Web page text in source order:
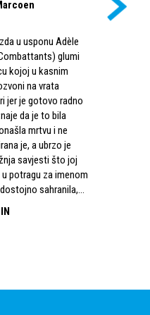
u usponu Adèle
glumi
kojoj u kasnim
na vrata
jer je gotovo radno
da je to bila
mrtvu i ne
je, a ubrzo je
savjesti što joj
potragu za imenom
sahranila,...